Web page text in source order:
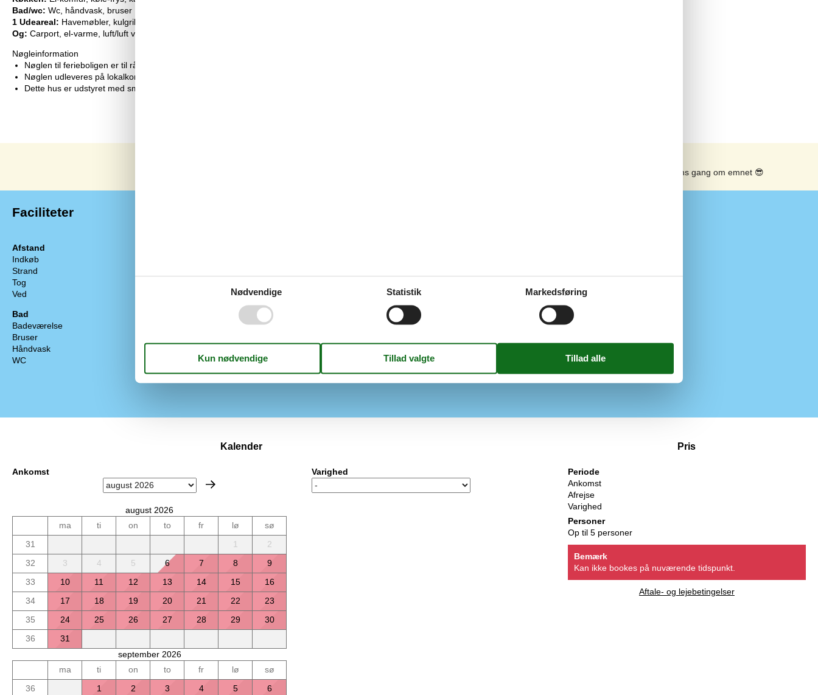
Bad/wc: Wc, håndvask, bruser
1 Udeareal: Havemøbler, kulgrill, Terrasse
Og: Carport, el-varme, luft/luft varmepumpe, naturgrund 883 m2 , sommerhusområde
Nøgleinformation
Nøglen til ferieboligen er til rådighed fra kl. 16:00 på indflytningsdagen.
Nøglen udleveres på lokalkontoret.
Dette hus er udstyret med smart lock
Se solens gang om emnet 😎
Faciliteter
Afstand
Indkøb
Strand
Tog
Ved
Bad
Badeværelse
Bruser
Håndvask
WC
Byggeår
1971
Energihus
Højhastighedsinternet
Lukket terrasse
Nationalt tv
Køle-frys
Opvaskemask.
Kalender
Ankomst
august 2026
ma
ti on to fr lø
sø
31
1
2
32
3 4 5 6 7 8
9
33
10 11 12 13 14 15
16
34
17 18 19 20 21 22
23
35
24 25 26 27 28 29
30
36
31
september 2026
ma
ti on to fr lø
sø
36
1 2 3 4 5
6
Varighed
Pris
Periode
Ankomst
Afrejse
Varighed
Personer
Op til 5 personer
Bemærk
Kan ikke bookes på nuværende tidspunkt.
Aftale- og lejebetingelser
Nødvendige Statistik Markedsføring